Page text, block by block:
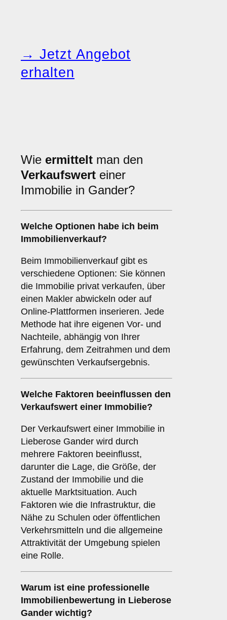
→ Jetzt Angebot
erhalten
Wie ermittelt man den
Verkaufswert einer
Immobilie in Gander?
Welche Optionen habe ich beim
Immobilienverkauf?
Beim Immobilienverkauf gibt es
verschiedene Optionen: Sie können
die Immobilie privat verkaufen, über
einen Makler abwickeln oder auf
Online-Plattformen inserieren. Jede
Methode hat ihre eigenen Vor- und
Nachteile, abhängig von Ihrer
Erfahrung, dem Zeitrahmen und dem
gewünschten Verkaufsergebnis.
Welche Faktoren beeinflussen den
Verkaufswert einer Immobilie?
Der Verkaufswert einer Immobilie in
Lieberose Gander wird durch
mehrere Faktoren beeinflusst,
darunter die Lage, die Größe, der
Zustand der Immobilie und die
aktuelle Marktsituation. Auch
Faktoren wie die Infrastruktur, die
Nähe zu Schulen oder öffentlichen
Verkehrsmitteln und die allgemeine
Attraktivität der Umgebung spielen
eine Rolle.
Warum ist eine professionelle
Immobilienbewertung in Lieberose
Gander wichtig?